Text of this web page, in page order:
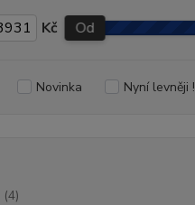
Kč Od
Novinka Nyní levněji !
(4)